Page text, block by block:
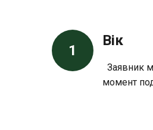
1
Вік
Заявник
момент